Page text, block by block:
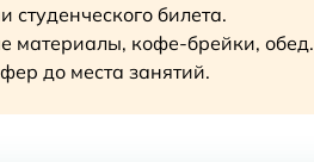
билета.
материалы, кофе-брейки, обед.
до места занятий.